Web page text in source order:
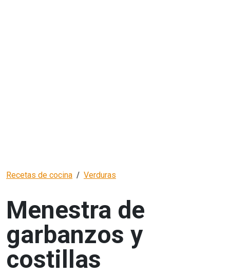
Recetas de cocina Verduras
Menestra de
garbanzos y
costillas